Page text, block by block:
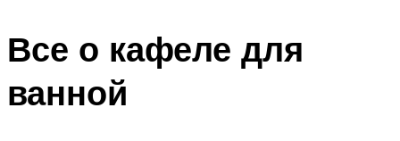
Все о кафеле для
ванной